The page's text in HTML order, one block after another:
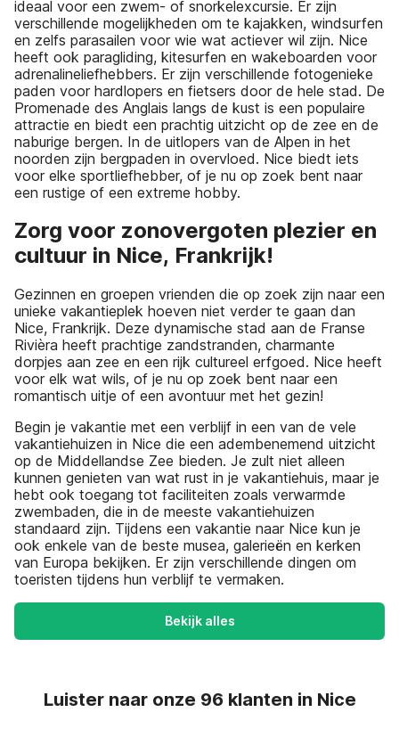
ideaal voor een zwem- of snorkelexcursie. Er zijn
verschillende mogelijkheden om te kajakken, windsurfen
en zelfs parasailen voor wie wat actiever wil zijn. Nice
heeft ook paragliding, kitesurfen en wakeboarden voor
adrenalineliefhebbers. Er zijn verschillende fotogenieke
paden voor hardlopers en fietsers door de hele stad. De
Promenade des Anglais langs de kust is een populaire
attractie en biedt een prachtig uitzicht op de zee en de
naburige bergen. In de uitlopers van de Alpen in het
noorden zijn bergpaden in overvloed. Nice biedt iets
voor elke sportliefhebber, of je nu op zoek bent naar
een rustige of een extreme hobby.
Zorg voor zonovergoten plezier en
cultuur in Nice, Frankrijk!
Gezinnen en groepen vrienden die op zoek zijn naar een
unieke vakantieplek hoeven niet verder te gaan dan
Nice, Frankrijk. Deze dynamische stad aan de Franse
Rivièra heeft prachtige zandstranden, charmante
dorpjes aan zee en een rijk cultureel erfgoed. Nice heeft
voor elk wat wils, of je nu op zoek bent naar een
romantisch uitje of een avontuur met het gezin!
Begin je vakantie met een verblijf in een van de vele
vakantiehuizen in Nice die een adembenemend uitzicht
op de Middellandse Zee bieden. Je zult niet alleen
kunnen genieten van wat rust in je vakantiehuis, maar je
hebt ook toegang tot faciliteiten zoals verwarmde
zwembaden, die in de meeste vakantiehuizen
standaard zijn. Tijdens een vakantie naar Nice kun je
ook enkele van de beste musea, galerieën en kerken
van Europa bekijken. Er zijn verschillende dingen om
toeristen tijdens hun verblijf te vermaken.
Bekijk alles
Luister naar onze 96 klanten in Nice